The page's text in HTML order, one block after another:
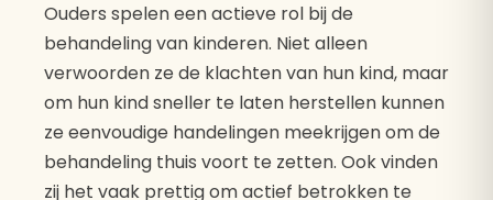
Ouders spelen een actieve rol bij de
behandeling van kinderen. Niet alleen
verwoorden ze de klachten van hun kind, maar
om hun kind sneller te laten herstellen kunnen
ze eenvoudige handelingen meekrijgen om de
behandeling thuis voort te zetten. Ook vinden
zij het vaak prettig om actief betrokken te